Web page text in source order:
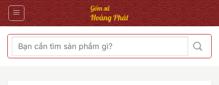
Bỏ
qua
Tìm
kiếm: